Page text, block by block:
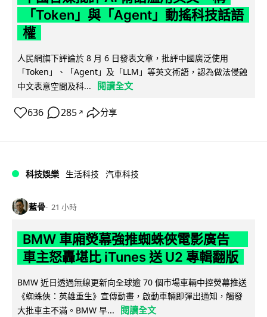
「Token」與「Agent」動搖科技話語
權
人民網旗下評論於 8 月 6 日發表文章，批評中國廣泛使用
「Token」、「Agent」及「LLM」等英文術語，認為做法侵蝕
中文表意空間及科...
閱讀全文
636 285 ↗ 分享
科技娛樂 生活科技 汽車科技
藍骨 21 小時
BMW 車廂熒幕強推蜘蛛俠電影廣告
車主怒轟堪比 iTunes 送 U2 專輯翻版
BMW 近日透過無線更新向全球逾 70 個市場車輛中控熒幕推送
《蜘蛛俠：英雄重生》宣傳動畫，啟動車輛即彈出通知，觸發
大批車主不滿。BMW 早...
閱讀全文